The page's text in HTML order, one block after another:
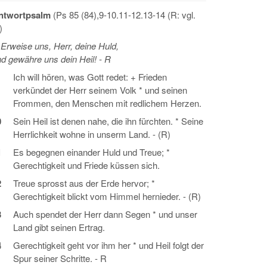
(Ps 85 (84),9-10.11-12.13-14 (R: vgl.
uns, Herr, deine Huld,
gewähre uns dein Heil! - R
Ich will hören, was Gott redet: + Frieden
verkündet der Herr seinem Volk * und seinen
Frommen, den Menschen mit redlichem Herzen.
Sein Heil ist denen nahe, die ihn fürchten. * Seine
Herrlichkeit wohne in unserm Land. - (R)
Es begegnen einander Huld und Treue; *
Gerechtigkeit und Friede küssen sich.
Treue sprosst aus der Erde hervor; *
Gerechtigkeit blickt vom Himmel hernieder. - (R)
Auch spendet der Herr dann Segen * und unser
Land gibt seinen Ertrag.
Gerechtigkeit geht vor ihm her * und Heil folgt der
Spur seiner Schritte. - R